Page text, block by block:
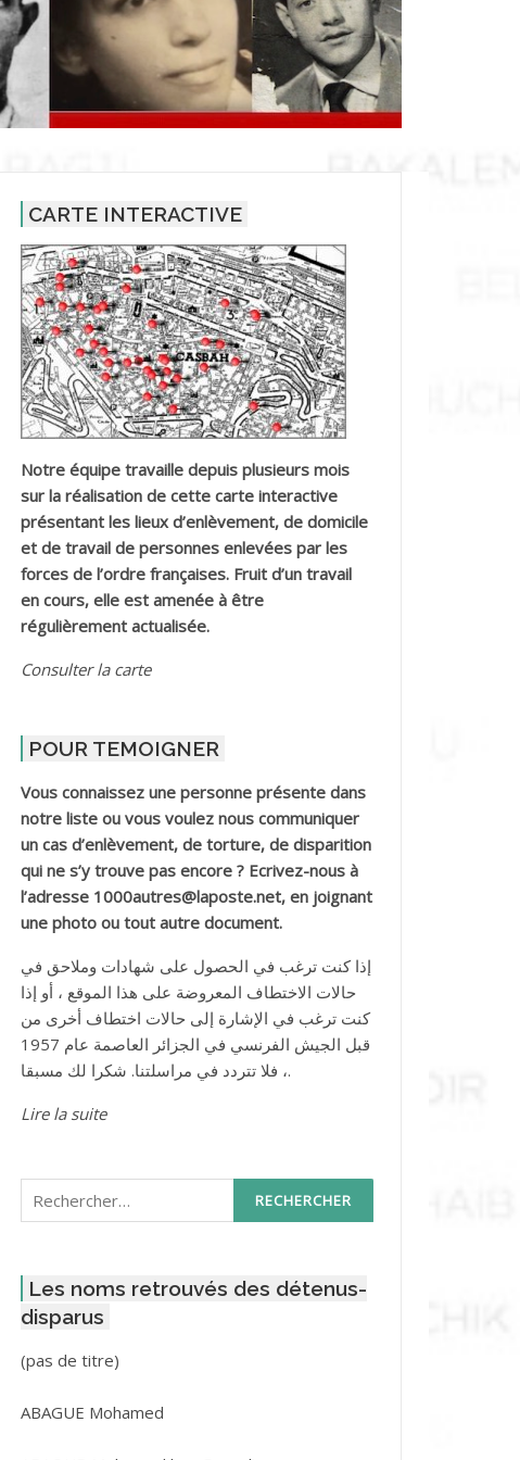
CARTE INTERACTIVE
Notre équipe travaille depuis plusieurs mois
sur la réalisation de cette carte interactive
présentant les lieux d’enlèvement, de domicile
et de travail de personnes enlevées par les
forces de l’ordre françaises. Fruit d’un travail
en cours, elle est amenée à être
régulièrement actualisée.
Consulter la carte
POUR TEMOIGNER
Vous connaissez une personne présente dans
notre liste ou vous voulez nous communiquer
un cas d’enlèvement, de torture, de disparition
qui ne s’y trouve pas encore ? Ecrivez-nous à
l’adresse 1000autres@laposte.net, en joignant
une photo ou tout autre document.
إذا كنت ترغب في الحصول على شهادات وملاحق في
حالات الاختطاف المعروضة على هذا الموقع ، أو إذا
كنت ترغب في الإشارة إلى حالات اختطاف أخرى من
قبل الجيش الفرنسي في الجزائر العاصمة عام 1957
، فلا تتردد في مراسلتنا. شكرا لك مسبقا.
Lire la suite
Rechercher :
Les noms retrouvés des détenus-
disparus
(pas de titre)Post
3416
ABAGUE Mohamed